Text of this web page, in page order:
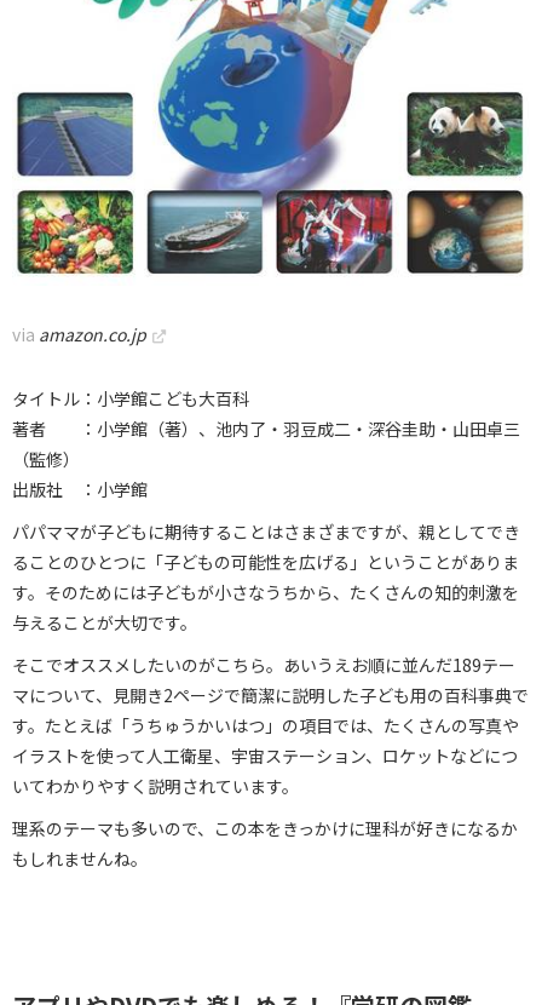
via amazon.co.jp
タイトル：小学館こども大百科
著者 ：小学館（著）、池内了・羽豆成二・深谷圭助・山田卓三
（監修）
出版社 ：小学館
パパママが子どもに期待することはさまざまですが、親としてでき
ることのひとつに「子どもの可能性を広げる」ということがありま
す。そのためには子どもが小さなうちから、たくさんの知的刺激を
与えることが大切です。
そこでオススメしたいのがこちら。あいうえお順に並んだ189テー
マについて、見開き2ページで簡潔に説明した子ども用の百科事典で
す。たとえば「うちゅうかいはつ」の項目では、たくさんの写真や
イラストを使って人工衛星、宇宙ステーション、ロケットなどにつ
いてわかりやすく説明されています。
理系のテーマも多いので、この本をきっかけに理科が好きになるか
もしれませんね。